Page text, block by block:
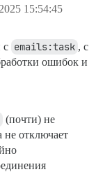
15:54:45
с emails:task , с
ошибок и
(почти) не
не отключает